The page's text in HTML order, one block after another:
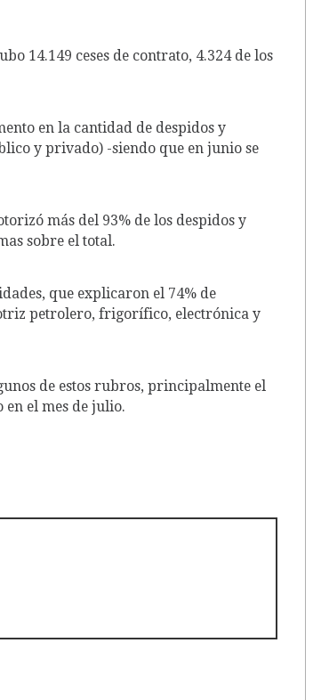
14.149 ceses de contrato, 4.324 de los
en la cantidad de despidos y
y privado) -siendo que en junio se
más del 93% de los despidos y
sobre el total.
que explicaron el 74% de
petrolero, frigorífico, electrónica y
de estos rubros, principalmente el
en el mes de julio.